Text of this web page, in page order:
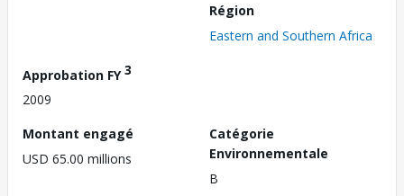
Région
Eastern and Southern Africa
Approbation FY3
2009
Montant engagé
USD 65.00 millions
Catégorie
Environnementale
B